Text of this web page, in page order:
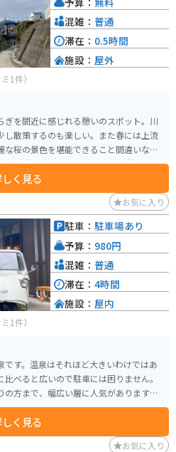
には、深谷グリーンパークなど、自然豊
立ち寄ってみてください。
1件）
を間近に感じれる憩いのスポット。川
し散策するのも楽しい。また春には上流
桜の景色を堪能できること間違いな
なうどんやさんやカレー屋さんなど飲食
く見る
混雑： 普通
滞在： 0.5時間
施設： 屋外
お気に入り
1件）
す。温泉はそれほど大きいわけではあ
べると広いので駐車には困りません。
方まで、幅広い層に人気があります。
す。メロンソーダが玉川温泉のレトロ
く見る
駐車： 駐車場あり
予算： 980円
混雑： 普通
滞在： 4時間
施設： 屋内
お気に入り